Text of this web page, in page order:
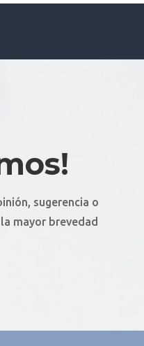
sugerencia o
mayor brevedad